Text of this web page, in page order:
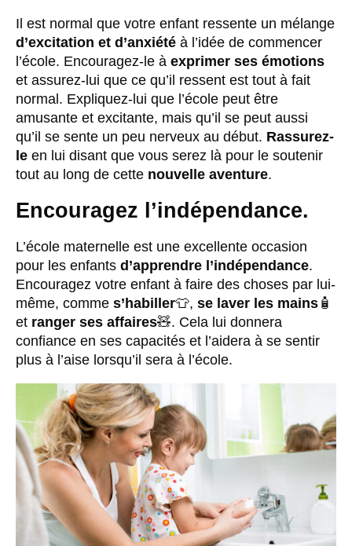
Il est normal que votre enfant ressente un mélange
d’excitation et d’anxiété à l’idée de commencer
l’école. Encouragez-le à exprimer ses émotions
et assurez-lui que ce qu’il ressent est tout à fait
normal. Expliquez-lui que l’école peut être
amusante et excitante, mais qu’il se peut aussi
qu’il se sente un peu nerveux au début. Rassurez-
le en lui disant que vous serez là pour le soutenir
tout au long de cette nouvelle aventure.
Encouragez l’indépendance.
L’école maternelle est une excellente occasion
pour les enfants d’apprendre l’indépendance.
Encouragez votre enfant à faire des choses par lui-
même, comme s’habiller👕, se laver les mains 🧴
et ranger ses affaires🧸. Cela lui donnera
confiance en ses capacités et l’aidera à se sentir
plus à l’aise lorsqu’il sera à l’école.